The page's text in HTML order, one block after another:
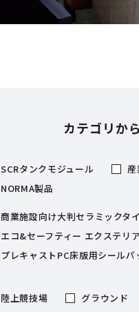
カテゴリか
SCRタンクモジュール
NORMA製品
商業施設向け大判セラミックタ
エコ&セーフティー エクステリア
プレキャストPC床版用シール
陸上競技場 グラウンド